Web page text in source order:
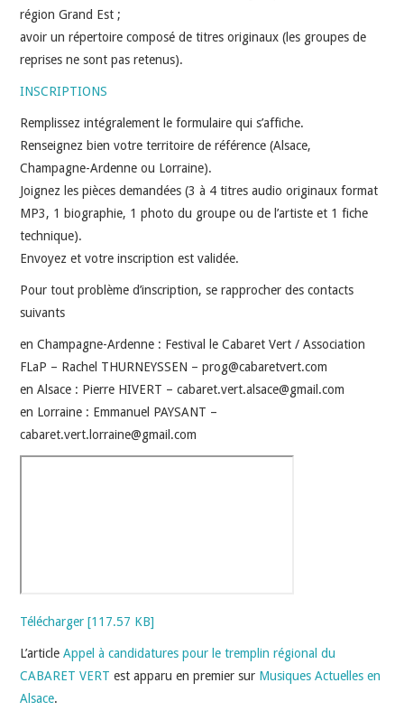
région Grand Est ;
avoir un répertoire composé de titres originaux (les groupes de
reprises ne sont pas retenus).
INSCRIPTIONS
Remplissez intégralement le formulaire qui s’affiche.
Renseignez bien votre territoire de référence (Alsace,
Champagne-Ardenne ou Lorraine).
Joignez les pièces demandées (3 à 4 titres audio originaux format
MP3, 1 biographie, 1 photo du groupe ou de l’artiste et 1 fiche
technique).
Envoyez et votre inscription est validée.
Pour tout problème d’inscription, se rapprocher des contacts
suivants
en Champagne-Ardenne : Festival le Cabaret Vert / Association
FLaP – Rachel THURNEYSSEN – prog@cabaretvert.com
en Alsace : Pierre HIVERT – cabaret.vert.alsace@gmail.com
en Lorraine : Emmanuel PAYSANT –
cabaret.vert.lorraine@gmail.com
Télécharger [117.57 KB]
L’articleAppel à candidatures pour le tremplin régional du
CABARET VERT est apparu en premier sur Musiques Actuelles en
Alsace.